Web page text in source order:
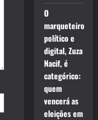
O
marqueteiro
político e
digital, Zuza
Nacif, é
categórico:
quem
vencerá as
eleições em